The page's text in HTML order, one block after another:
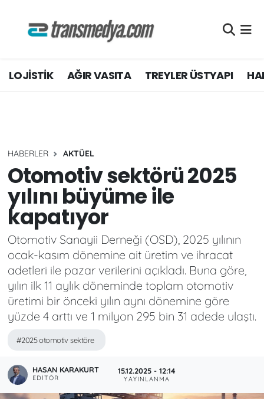
LOJİSTİK AĞIR VASITA TREYLER ÜSTYAPI
HABERLER AKTÜEL
Otomotiv sektörü 2025
yılını büyüme ile
kapatıyor
Otomotiv Sanayii Derneği (OSD), 2025 yılının
ocak-kasım dönemine ait üretim ve ihracat
adetleri ile pazar verilerini açıkladı. Buna göre,
yılın ilk 11 aylık döneminde toplam otomotiv
üretimi bir önceki yılın aynı dönemine göre
yüzde 4 arttı ve 1 milyon 295 bin 31 adede ulaştı.
#2025 otomotiv sektöre
HASAN KARAKURT
EDITÖR
15.12.2025 - 12:14
YAYINLANMA
TİCARİ ARAÇLAR
AKARYAKIT
AKTÜEL
YEŞİL LOJİSTİK
EĞİTİM
Nöbetçi Eczaneler
Hava Durumu
Süper Lig Puan Durumu ve Fikstür
Tüm Manşetler
Son Dakika Haberleri
Haber Arşivi